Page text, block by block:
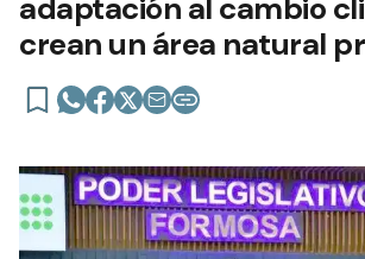
adaptación al cambio
crean un área natural